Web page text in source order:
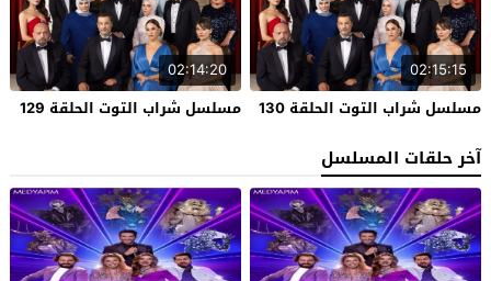
02:15:15
مسلسل شراب التوت الحلقة 130
02:14:20
مسلسل شراب التوت الحلقة 129
آخر حلقات المسلسل